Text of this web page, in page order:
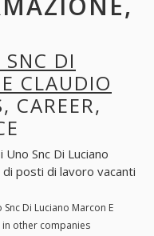
DI
CLAUDIO
CAREER,
Snc Di Luciano
di posti di lavoro vacanti
Di Luciano Marcon E
other companies